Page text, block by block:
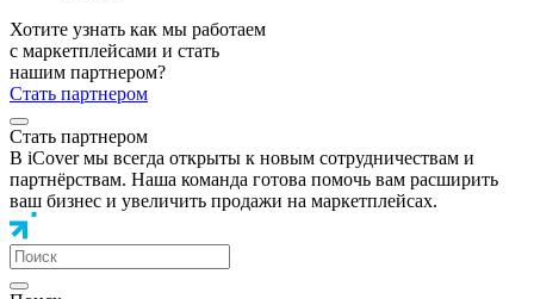
Хотите узнать как мы работаем
с маркетплейсами и стать
нашим партнером?
Стать партнером
Стать партнером
В iCover мы всегда открыты к новым сотрудничествам и
партнёрствам. Наша команда готова помочь вам расширить
ваш бизнес и увеличить продажи на маркетплейсах.